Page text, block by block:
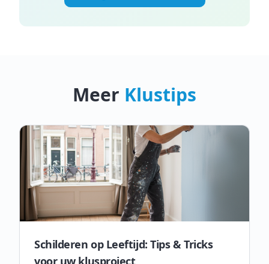
Meer Klustips
Schilderen op Leeftijd: Tips & Tricks
voor uw klusproject